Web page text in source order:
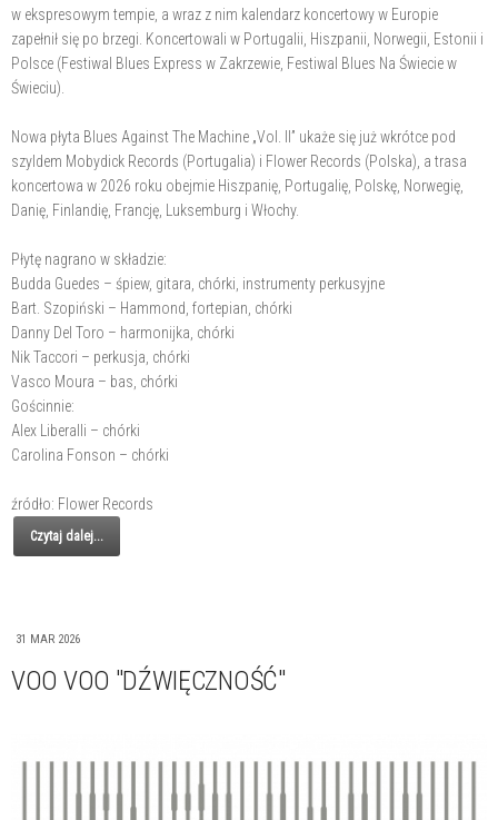
w ekspresowym tempie, a wraz z nim kalendarz koncertowy w Europie
zapełnił się po brzegi. Koncertowali w Portugalii, Hiszpanii, Norwegii, Estonii i
Polsce (Festiwal Blues Express w Zakrzewie, Festiwal Blues Na Świecie w
Świeciu).
Nowa płyta Blues Against The Machine „Vol. II” ukaże się już wkrótce pod
szyldem Mobydick Records (Portugalia) i Flower Records (Polska), a trasa
koncertowa w 2026 roku obejmie Hiszpanię, Portugalię, Polskę, Norwegię,
Danię, Finlandię, Francję, Luksemburg i Włochy.
Płytę nagrano w składzie:
Budda Guedes – śpiew, gitara, chórki, instrumenty perkusyjne
Bart. Szopiński – Hammond, fortepian, chórki
Danny Del Toro – harmonijka, chórki
Nik Taccori – perkusja, chórki
Vasco Moura – bas, chórki
Gościnnie:
Alex Liberalli – chórki
Carolina Fonson – chórki
źródło: Flower Records
Czytaj dalej...
31 MAR 2026
VOO VOO "DŹWIĘCZNOŚĆ"